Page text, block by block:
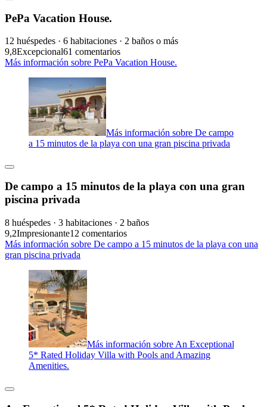
PePa Vacation House.
12 huéspedes · 6 habitaciones · 2 baños o más
9,8Excepcional61 comentarios
Más información sobre PePa Vacation House.
Más información sobre De campo
a 15 minutos de la playa con una gran piscina privada
De campo a 15 minutos de la playa con una gran
piscina privada
8 huéspedes · 3 habitaciones · 2 baños
9,2Impresionante12 comentarios
Más información sobre De campo a 15 minutos de la playa con una
gran piscina privada
Más información sobre An Exceptional
5* Rated Holiday Villa with Pools and Amazing
Amenities.